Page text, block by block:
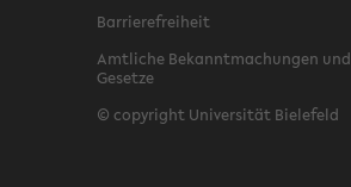
Barrierefreiheit
Amtliche Bekanntmachungen und
Gesetze
© copyright Universität Bielefeld